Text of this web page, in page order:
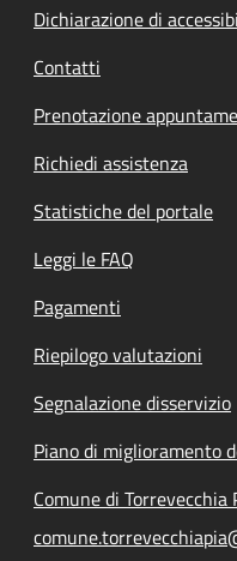
Dichiarazione di
Contatti
Prenotazione
Richiedi assistenza
Statistiche del portale
Leggi le FAQ
Pagamenti
Riepilogo valutazioni
Segnalazione disservizio
Piano di miglioramento
Comune di Torrevecchia